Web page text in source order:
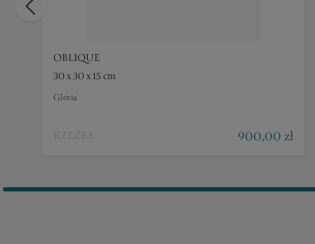
OBLIQUE
30 x 30 x 15 cm
Gloria
RZEŹBA 900,00 zł